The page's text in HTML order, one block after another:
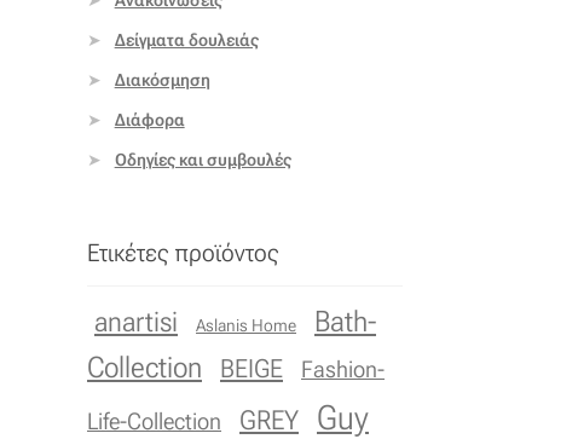
Δείγματα δουλειάς
Διακόσμηση
Διάφορα
Οδηγίες και συμβουλές
Ετικέτες προϊόντος
anartisi Aslanis Home
Bath-
Collection
BEIGE
Fashion-
Life-Collection
GREY
Guy